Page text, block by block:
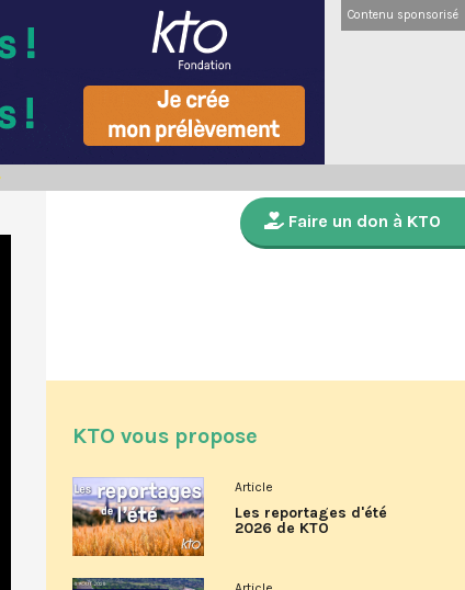
Contenu sponsorisé
Faire un don à KTO
KTO vous propose
Article
Les reportages d'été
2026 de KTO